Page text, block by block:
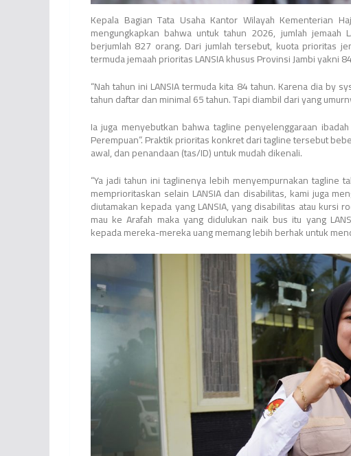
Kepala Bagian Tata Usaha Kantor Wilayah Kementerian
mengungkapkan bahwa untuk tahun 2026, jumlah
berjumlah 827 orang. Dari jumlah tersebut, kuota prioritas
termuda jemaah prioritas LANSIA khusus Provinsi Jambi yakni
“Nah tahun ini LANSIA termuda kita 84 tahun. Karena dia by
tahun daftar dan minimal 65 tahun. Tapi diambil dari yang
Ia juga menyebutkan bahwa tagline penyelenggaraan
Perempuan”. Praktik prioritas konkret dari tagline tersebut
awal, dan penandaan (tas/ID) untuk mudah dikenali.
“Ya jadi tahun ini taglinenya lebih menyempurnakan tagline
memprioritaskan selain LANSIA dan disabilitas, kami juga
diutamakan kepada yang LANSIA, yang disabilitas atau
mau ke Arafah maka yang didulukan naik bus itu yang
kepada mereka-mereka uang memang lebih berhak untuk